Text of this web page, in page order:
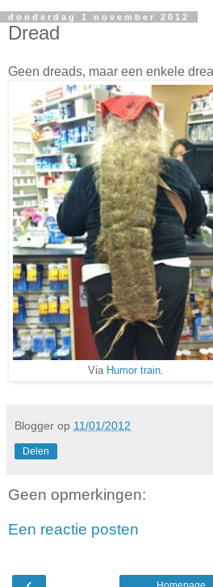
donderdag 1 november 2012
Dread
Geen dreads, maar een enkele
Via Humor train.
Blogger op 11/01/2012
Delen
Geen opmerkingen:
Een reactie posten